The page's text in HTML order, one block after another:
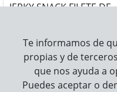
JERKY SNACK FILETE DE
100G CARNILOVE
Te informamos de
propias y de
que nos ayuda a
Puedes aceptar o